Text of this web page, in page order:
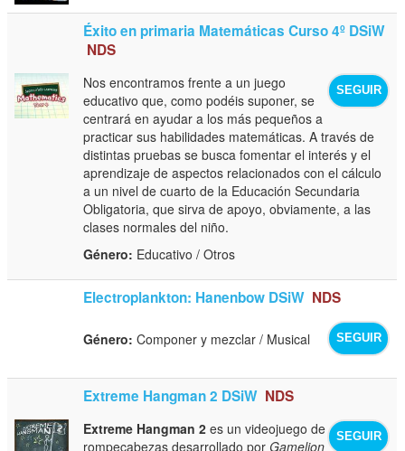
Éxito en primaria Matemáticas Curso 4º DSiW
NDS
SEGUIR
Nos encontramos frente a un juego
educativo que, como podéis suponer, se
centrará en ayudar a los más pequeños a
practicar sus habilidades matemáticas. A través de
distintas pruebas se busca fomentar el interés y el
aprendizaje de aspectos relacionados con el cálculo
a un nivel de cuarto de la Educación Secundaria
Obligatoria, que sirva de apoyo, obviamente, a las
clases normales del niño.
Género: Educativo / Otros
Electroplankton: Hanenbow DSiW NDS
SEGUIR
Género: Componer y mezclar / Musical
Extreme Hangman 2 DSiW NDS
SEGUIR
Extreme Hangman 2 es un videojuego de
rompecabezas desarrollado porGamelion